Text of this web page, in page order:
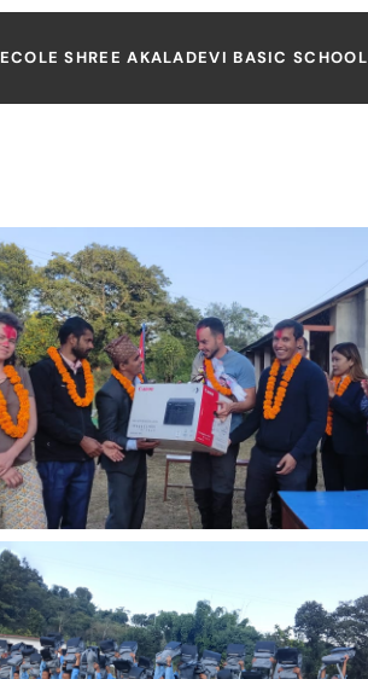
ECOLE SHREE AKALADEVI BASIC SCHOOL